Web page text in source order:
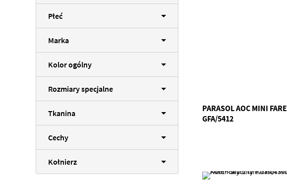
PARASOL AOC MINI FARE
GFA/5412
Płeć
Marka
Kolor ogólny
Rozmiary specjalne
Tkanina
Cechy
Kołnierz